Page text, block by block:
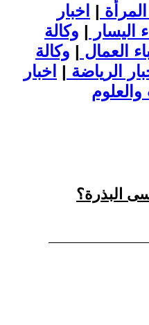
| اخبار
اليسار | وكالة
العمال | وكالة
الرياضة | اخبار